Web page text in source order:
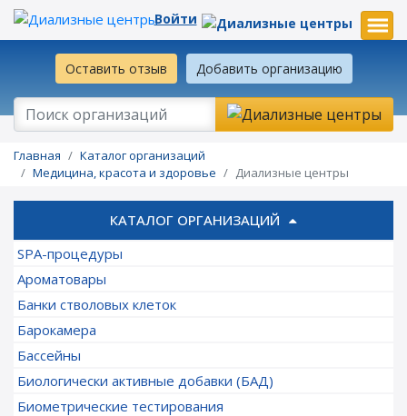
Войти
Оставить отзыв Добавить организацию
Главная
Каталог организаций
Медицина, красота и здоровье
Диализные центры
КАТАЛОГ ОРГАНИЗАЦИЙ
SPA-процедуры
Ароматовары
Банки стволовых клеток
Барокамера
Бассейны
Биологически активные добавки (БАД)
Биометрические тестирования